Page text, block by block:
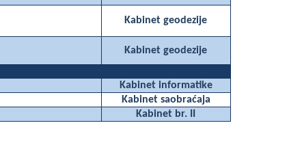
Kabinet geodezije
Kabinet geodezije
Kabinet informatike
Kabinet saobraćaja
Kabinet br. II